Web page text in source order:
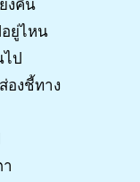
งคืน
ยู่ไหน
ไป
องชี้ทาง